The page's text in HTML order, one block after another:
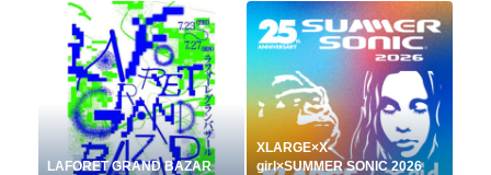
LAFORET GRAND BAZAR
XLARGE×X-
girl×SUMMER SONIC 2026